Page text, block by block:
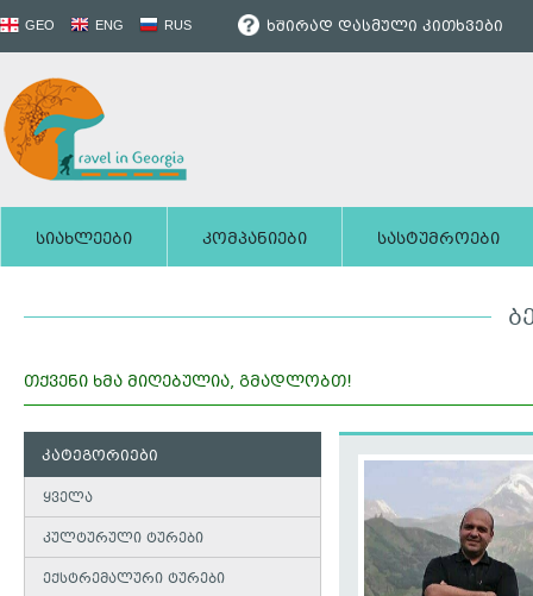
GEO ENG RUS ხშირად დასმული კითხვები
სიახლეები კომპანიები სასტუმროები
თქვენი ხმა მიღებულია, გმადლობთ!
კატეგორიები
ყველა
კულტურული ტურები
ექსტრემალური ტურები